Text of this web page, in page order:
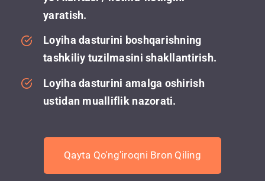
yaratish.
Loyiha dasturini boshqarishning
tashkiliy tuzilmasini shakllantirish.
Loyiha dasturini amalga oshirish
ustidan mualliflik nazorati.
Qayta Qo'ng'iroqni Bron Qiling